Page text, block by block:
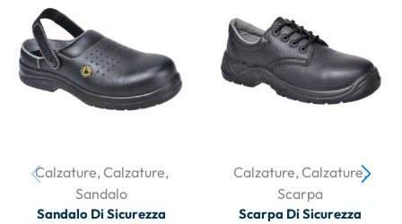
Calzature,Calzature,
Sandalo
Sandalo Di Sicurezza
Calzature,Calzature,
Scarpa
Scarpa Di Sicurezza